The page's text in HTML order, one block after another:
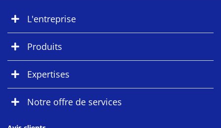
L'entreprise
Produits
Expertises
Notre offre de services